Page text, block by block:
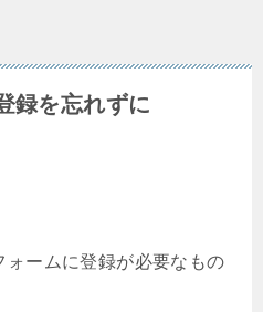
録を忘れずに
ォームに登録が必要なもの